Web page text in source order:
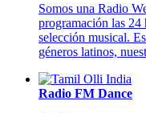
Somos una Radio
programación las 24
selección musical.
géneros latinos,
Radio FM Dance